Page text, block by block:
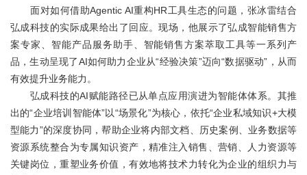
面对如何借助Agentic AI重构HR工具生态的问题，张冰雷结合
弘成科技的实际成果给出了回应。现场，他展示了弘成智能销售方
案专家、智能产品服务助手、智能销售方案萃取工具等一系列产
品，生动呈现了AI如何助力企业从“经验决策”迈向“数据驱动”，从而
有效提升业务能力。
弘成科技的AI赋能路径已从单点应用演进为智能体体系。其推
出的“企业培训智能体”以“场景化”为核心，依托“企业私域知识+大模
型能力”的深度协同，帮助企业将内部文档、历史案例、业务数据等
资源系统整合为专属知识资产，精准注入销售、营销、人力资源等
关键岗位，重塑业务价值，有效地将技术力转化为企业的组织力与